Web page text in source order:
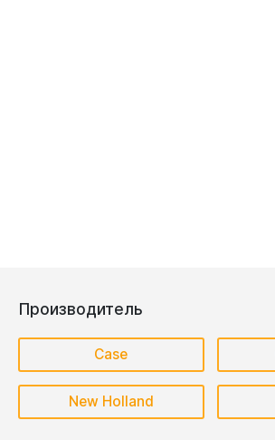
Производитель
Case
New Holland